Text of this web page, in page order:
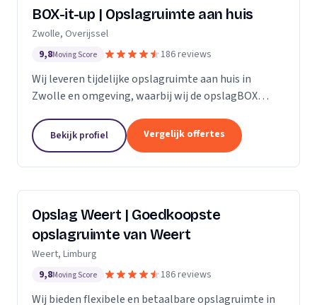
BOX-it-up | Opslagruimte aan huis
Zwolle, Overijssel
9,8Moving Score 186 reviews
Wij leveren tijdelijke opslagruimte aan huis in
Zwolle en omgeving, waarbij wij de opslagBOX
Bekijk profiel Vergelijk offertes
Opslag Weert | Goedkoopste
opslagruimte van Weert
Weert, Limburg
9,8Moving Score 186 reviews
Wij bieden flexibele en betaalbare opslagruimte in